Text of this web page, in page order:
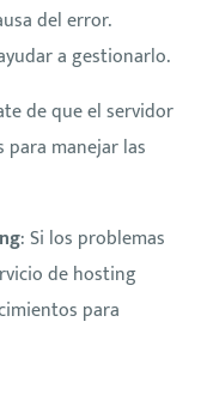
del error.
a gestionarlo.
de que el servidor
manejar las
: Si los problemas
de hosting
para